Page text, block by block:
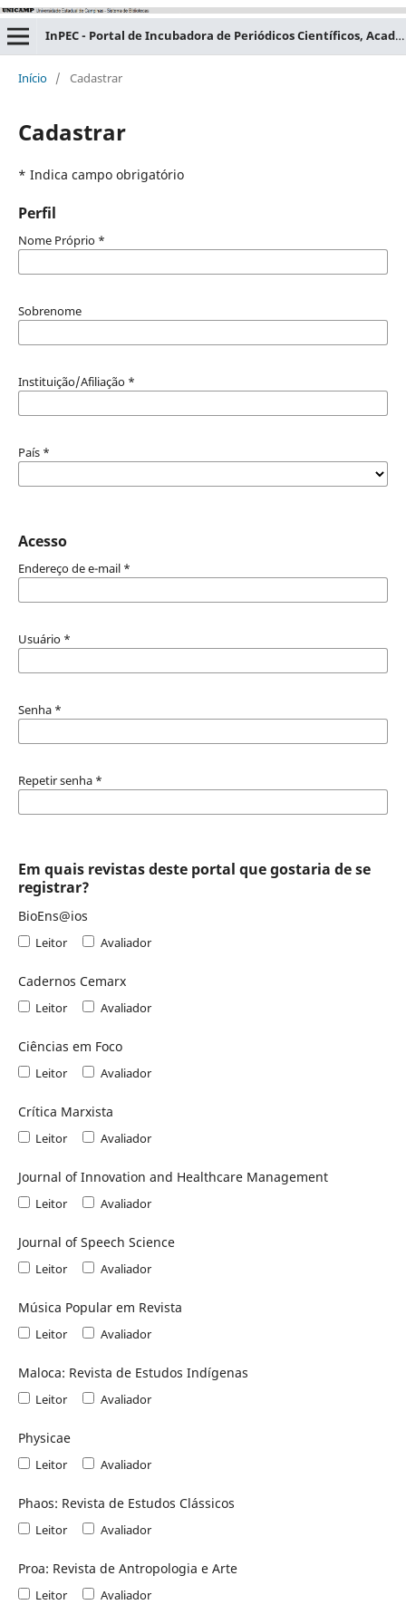
InPEC - Portal de Incubadora de Periódicos Científicos, Acadêmicos e Educacionais
Início / Cadastrar
Cadastrar
* Indica campo obrigatório
Perfil
Nome Próprio *
Sobrenome
Instituição/Afiliação *
País *
Acesso
Endereço de e-mail *
Usuário *
Senha *
Repetir senha *
Em quais revistas deste portal que gostaria de se
registrar?
BioEns@ios
Leitor Avaliador
Cadernos Cemarx
Leitor Avaliador
Ciências em Foco
Leitor Avaliador
Crítica Marxista
Leitor Avaliador
Journal of Innovation and Healthcare Management
Leitor Avaliador
Journal of Speech Science
Leitor Avaliador
Música Popular em Revista
Leitor Avaliador
Maloca: Revista de Estudos Indígenas
Leitor Avaliador
Physicae
Leitor Avaliador
Phaos: Revista de Estudos Clássicos
Leitor Avaliador
Proa: Revista de Antropologia e Arte
Leitor Avaliador